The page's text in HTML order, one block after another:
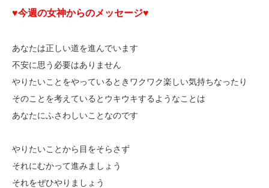
♥今週の女神からのメッセージ♥
あなたは正しい道を進んでいます
不安に思う必要はありません
やりたいことをやっているときワクワク楽しい気持ちなったり
そのことを考えているとウキウキするようなことは
あなたにふさわしいことなのです
やりたいことから目をそらさず
それにむかって進みましょう
それをぜひやりましょう